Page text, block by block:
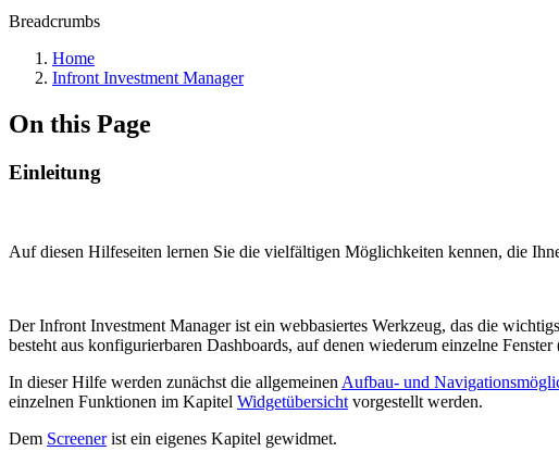
Breadcrumbs
Home
Infront Investment Manager
On this Page
Einleitung
Auf diesen Hilfeseiten lernen Sie die vielfältigen Möglichkeiten kennen, die
Der Infront Investment Manager ist ein webbasiertes Werkzeug, das die
besteht aus konfigurierbaren Dashboards, auf denen wiederum einzelne
In dieser Hilfe werden zunächst die allgemeinen Aufbau- und
einzelnen Funktionen im Kapitel Widgetübersicht vorgestellt werden.
Dem Screenerist ein eigenes Kapitel gewidmet.